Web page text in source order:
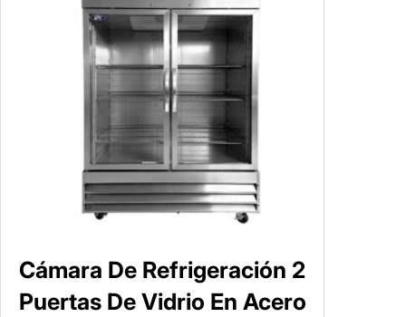
Cámara De Refrigeración 2
Puertas De Vidrio En Acero